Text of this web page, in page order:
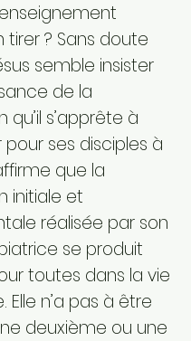
tirer ? Sans doute
semble insister
de la
qu’il s’apprête à
ses disciples à
que la
initiale et
réalisée par son
se produit
toutes dans la vie
Elle n’a pas à être
deuxième ou une